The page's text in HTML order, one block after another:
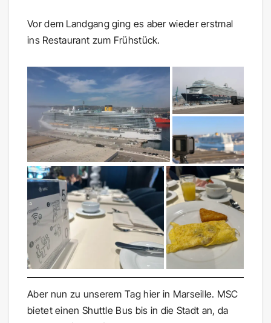
Vor dem Landgang ging es aber wieder erstmal
ins Restaurant zum Frühstück.
Aber nun zu unserem Tag hier in Marseille. MSC
bietet einen Shuttle Bus bis in die Stadt an, da